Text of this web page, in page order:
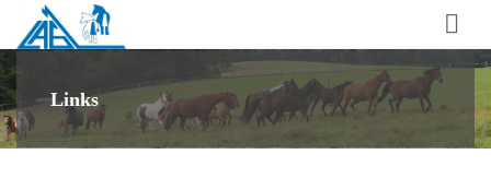
Arbeits-
Gemeinschaft
für
artgerechte
Links